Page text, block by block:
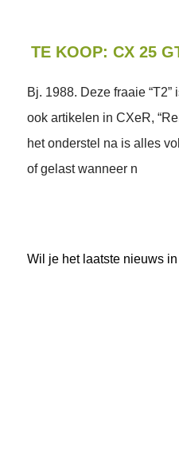
TE KOOP: CX 25
Bj. 1988. Deze fraaie
ook artikelen in CXeR,
het onderstel na is alles
of gelast wanneer n
Wil je het laatste nieuws